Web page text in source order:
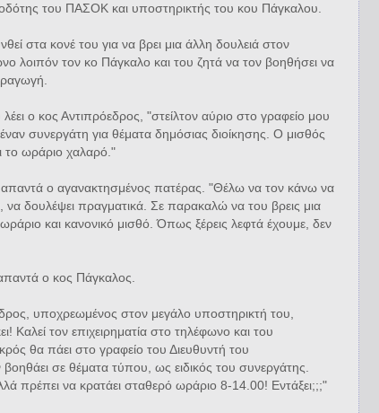
του ΠΑΣΟΚ και υποστηρικτής του κου Πάγκαλου.
στα κονέ του για να βρει μια άλλη δουλειά στον
λοιπόν τον κο Πάγκαλο και του ζητά να τον βοηθήσει να
ο κος Αντιπρόεδρος, "στείλτον αύριο στο γραφείο μου
έναν συνεργάτη για θέματα δημόσιας διοίκησης. Ο μισθός
το ωράριο χαλαρό."
ο αγανακτησμένος πατέρας. "Θέλω να τον κάνω να
δουλέψει πραγματικά. Σε παρακαλώ να του βρεις μια
και κανονικό μισθό. Όπως ξέρεις λεφτά έχουμε, δεν
ο κος Πάγκαλος.
υποχρεωμένος στον μεγάλο υποστηρικτή του,
Καλεί τον επιχειρηματία στο τηλέφωνο και του
θα πάει στο γραφείο του Διευθυντή του
σε θέματα τύπου, ως ειδικός του συνεργάτης.
πρέπει να κρατάει σταθερό ωράριο 8-14.00! Εντάξει;;;"